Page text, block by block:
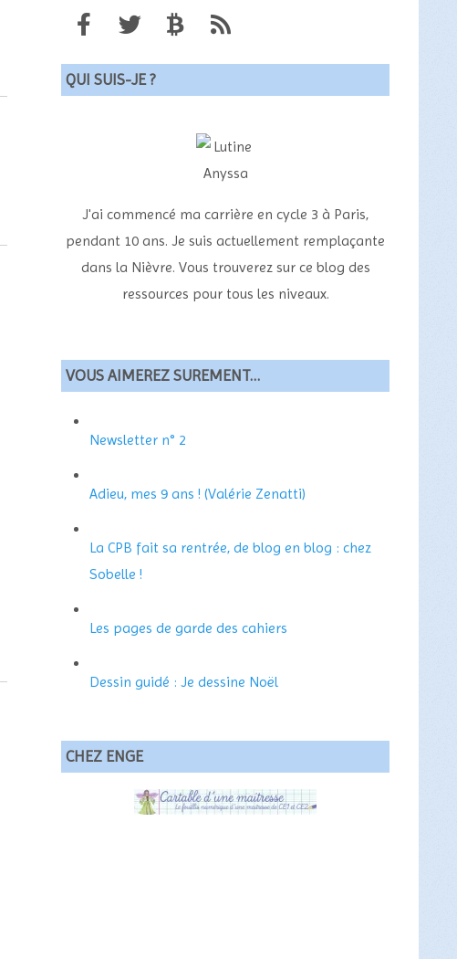
QUI SUIS-JE ?
J'ai commencé ma carrière en cycle 3 à Paris,
pendant 10 ans. Je suis actuellement remplaçante
dans la Nièvre. Vous trouverez sur ce blog des
ressources pour tous les niveaux.
VOUS AIMEREZ SUREMENT…
Newsletter n° 2
Adieu, mes 9 ans ! (Valérie Zenatti)
La CPB fait sa rentrée, de blog en blog : chez
Sobelle !
Les pages de garde des cahiers
Dessin guidé : Je dessine Noël
CHEZ ENGE